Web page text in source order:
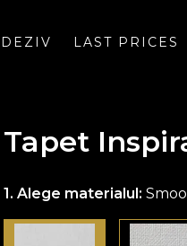
LAST PRICES
Tapet
Alege materialul: